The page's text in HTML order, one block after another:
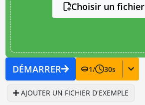
Choisir un fichier
DÉMARRER 1/ 30s
AJOUTER UN FICHIER D'EXEMPLE